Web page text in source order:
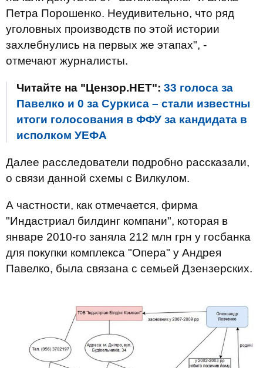
Петра Порошенко. Неудивительно, что ряд
уголовных производств по этой истории
захлебнулись на первых же этапах", -
отмечают журналисты.
Читайте на "Цензор.НЕТ": 33 голоса за
Павелко и 0 за Суркиса – стали известны
итоги голосования в ФФУ за кандидата в
исполком УЕФА
Далее расследователи подробно рассказали,
о связи данной схемы с Вилкулом.
А частности, как отмечается, фирма
"Индастриал билдинг компани", которая в
январе 2010-го заняла 212 млн грн у госбанка
для покупки комплекса "Опера" у Андрея
Павелко, была связана с семьей Дзензерских.